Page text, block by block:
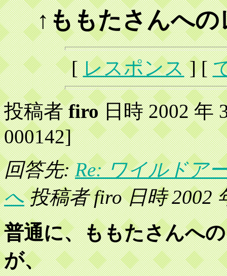
↑ももたさんへ
[レスポンス] [
投稿者firo日時 2002 年
000142]
回答先:Re: ワイルドア
へ投稿者 firo 日時 2002
普通に、ももたさんへ
が、